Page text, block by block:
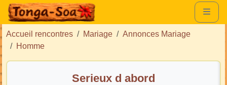
Accueil rencontres Mariage
Annonces Mariage
Homme
Serieux d abord